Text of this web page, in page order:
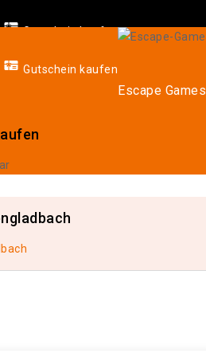
Gutschein kaufen
Gutschein kaufen
Escape Games